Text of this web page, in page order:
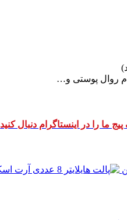
روال پوستی و…
ما را در اینستاگرام دنبال کنید